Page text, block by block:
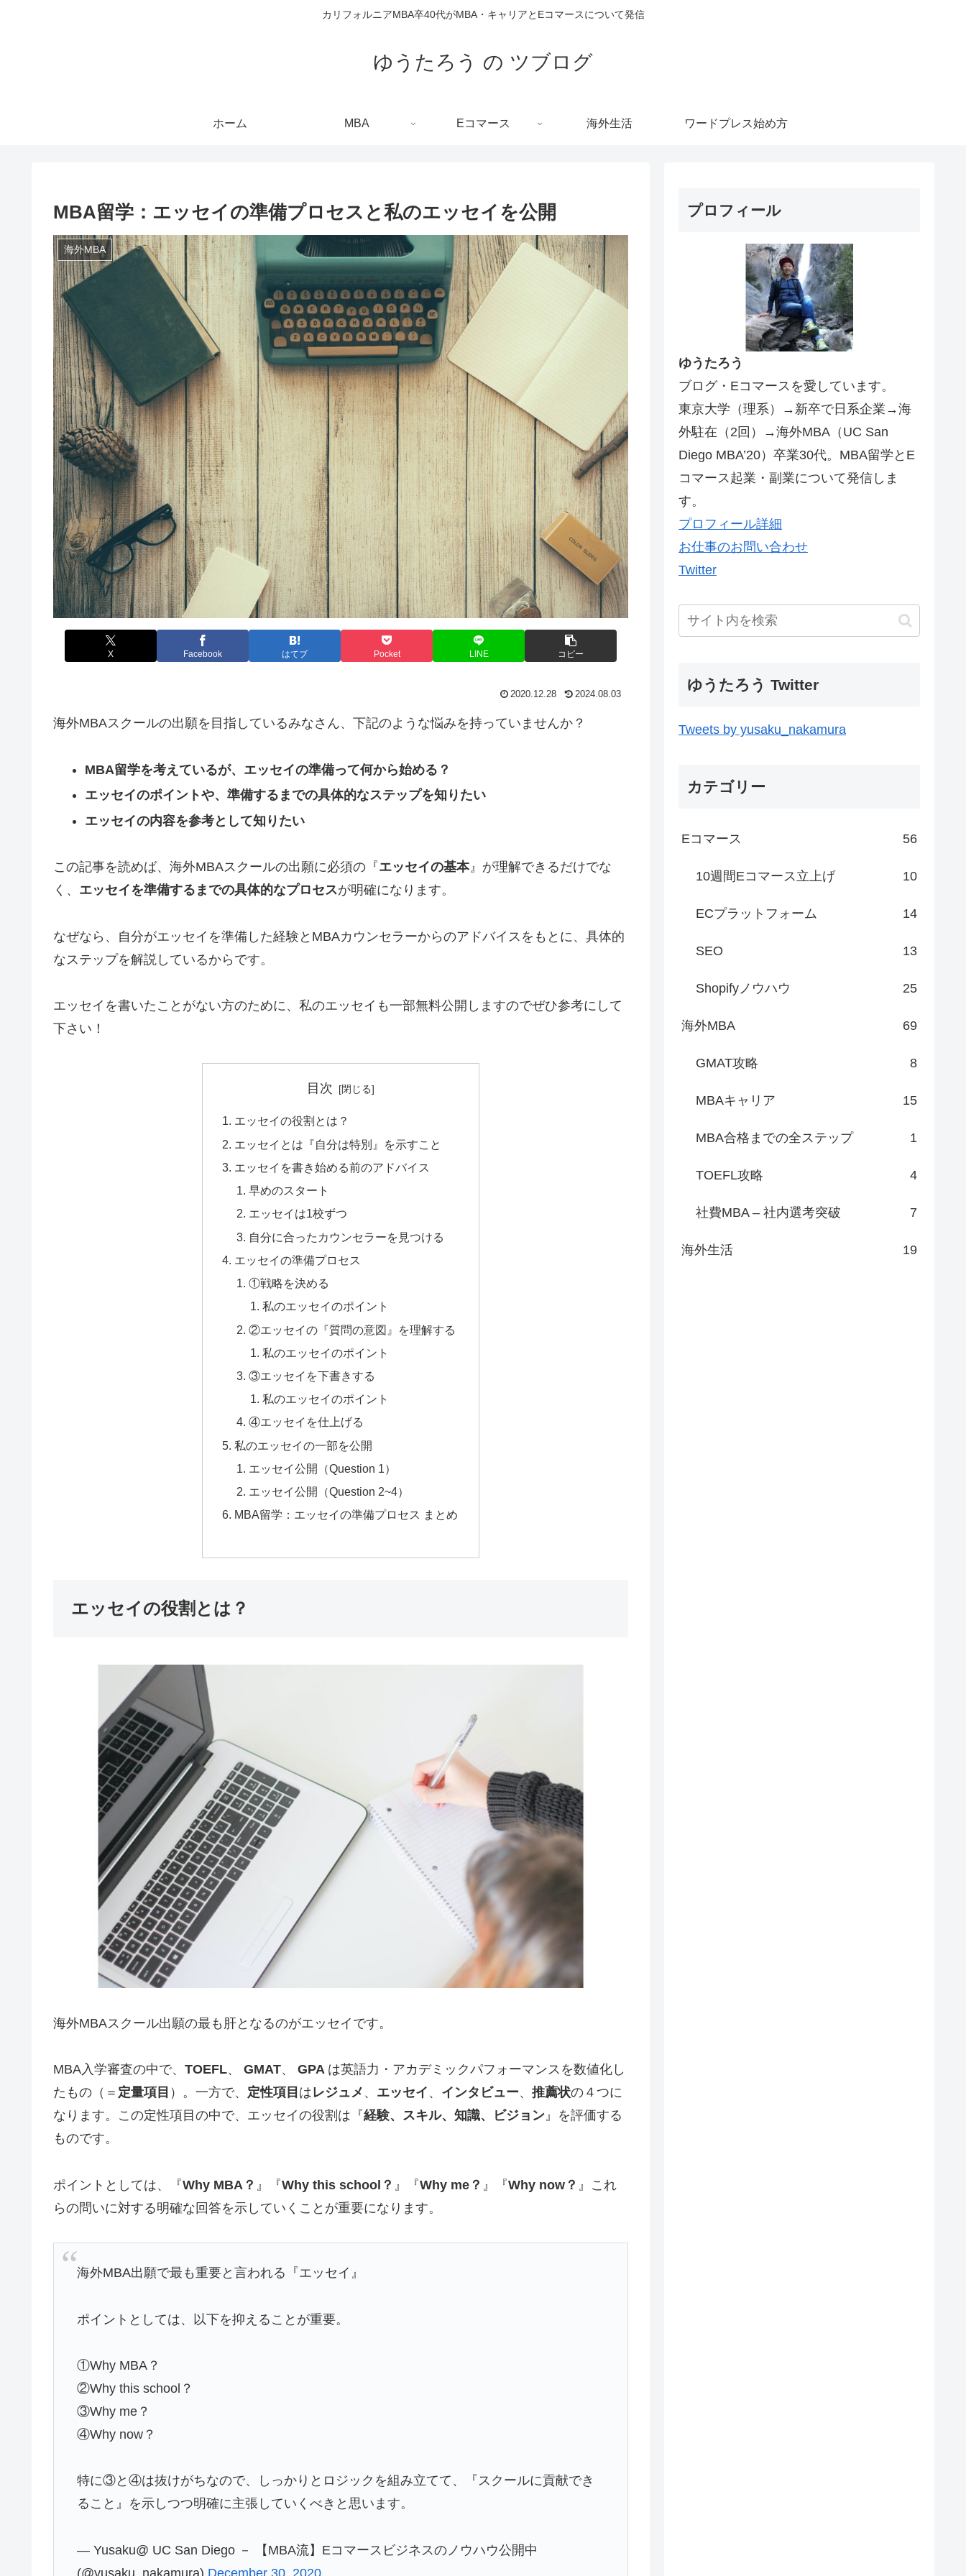
カリフォルニアMBA卒40代がMBA・キャリアとEコマースについて発信
ゆうたろう の ツブログ
ホーム MBA Eコマース 海外生活 ワードプレス始め方
MBA留学：エッセイの準備プロセスと私のエッセイを公開
海外MBA
X Facebook はてブ Pocket LINE コピー
2020.12.28 2024.08.03
海外MBAスクールの出願を目指しているみなさん、下記のような悩みを持っていませんか？
MBA留学を考えているが、エッセイの準備って何から始める？
エッセイのポイントや、準備するまでの具体的なステップを知りたい
エッセイの内容を参考として知りたい
この記事を読めば、海外MBAスクールの出願に必須の『エッセイの基本』が理解できるだけでな
く、 エッセイを準備するまでの具体的なプロセスが明確になります。
なぜなら、自分がエッセイを準備した経験とMBAカウンセラーからのアドバイスをもとに、具体的
なステップを解説しているからです。
エッセイを書いたことがない方のために、私のエッセイも一部無料公開しますのでぜひ参考にして
下さい！
目次
エッセイの役割とは？
エッセイとは『自分は特別』を示すこと
エッセイを書き始める前のアドバイス
早めのスタート
エッセイは1校ずつ
自分に合ったカウンセラーを見つける
エッセイの準備プロセス
①戦略を決める
私のエッセイのポイント
②エッセイの『質問の意図』を理解する
私のエッセイのポイント
③エッセイを下書きする
私のエッセイのポイント
④エッセイを仕上げる
私のエッセイの一部を公開
エッセイ公開（Question 1）
エッセイ公開（Question 2~4）
MBA留学：エッセイの準備プロセス まとめ
エッセイの役割とは？
海外MBAスクール出願の最も肝となるのがエッセイです。
MBA入学審査の中で、 TOEFL、 GMAT、 GPA は英語力・アカデミックパフォーマンスを数値化し
たもの（＝ 定量項目 ）。一方で、 定性項目 はレジュメ 、 エッセイ 、 インタビュー、 推薦状の４つに
なります。この定性項目の中で、エッセイの役割は『経験、スキル、知識、ビジョン』を評価する
ものです。
ポイントとしては、『Why MBA？ 』『Why this school？ 』『Why me？ 』『Why now？ 』これ
らの問いに対する明確な回答を示していくことが重要になります。
海外MBA出願で最も重要と言われる『エッセイ』
ポイントとしては、以下を抑えることが重要。
①Why MBA？
②Why this school？
③Why me？
④Why now？
特に③と④は抜けがちなので、しっかりとロジックを組み立てて、『スクールに貢献でき
ること』を示しつつ明確に主張していくべきと思います。
— Yusaku@ UC San Diego － 【MBA流】Eコマースビジネスのノウハウ公開中
(@yusaku_nakamura) December 30, 2020
プロフィール
ゆうたろう
ブログ・Eコマースを愛しています。
東京大学（理系）→新卒で日系企業→海
外駐在（2回）→海外MBA（UC San
Diego MBA’20）卒業30代。MBA留学とE
コマース起業・副業について発信しま
す。
プロフィール詳細
お仕事のお問い合わせ
Twitter
ゆうたろう Twitter
Tweets by yusaku_nakamura
カテゴリー
Eコマース 56
10週間Eコマース立上げ 10
ECプラットフォーム 14
SEO 13
Shopifyノウハウ 25
海外MBA 69
GMAT攻略 8
MBAキャリア 15
MBA合格までの全ステップ 1
TOEFL攻略 4
社費MBA – 社内選考突破 7
海外生活 19